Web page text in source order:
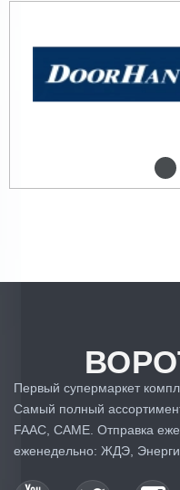
Первый супермаркет
Самый полный
FAAC, CAME. Отправка
еженедельно: ЖДЭ,